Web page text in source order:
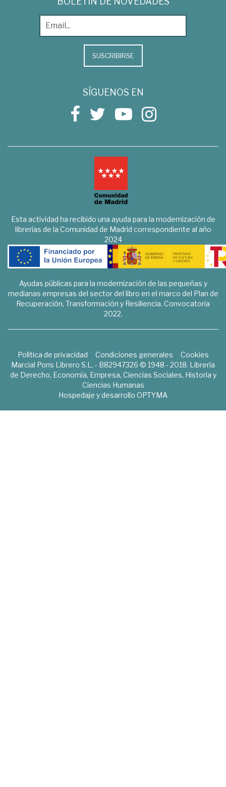
SUSCRIBIRSE
SÍGUENOS EN
Esta actividad ha recibido una ayuda para la modernización de
librerías de la Comunidad de Madrid correspondiente al año
2024
Ayudas públicas para la modernización de las pequeñas y
medianas empresas del sector del libro en el marco del Plan de
Recuperación, Transformación y Resiliencia. Convocatoria
2022.
Política de privacidad Condiciones generales
Cookies
Marcial Pons Librero S.L. - B82947326 © 1948 - 2018. Librería
de Derecho, Economía, Empresa, Ciencias Sociales, Historia y
Ciencias Humanas
Hospedaje y desarrollo OPTYMA